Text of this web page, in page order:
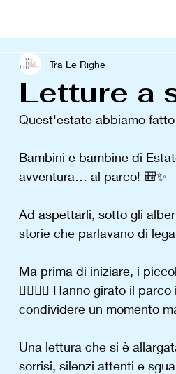
Letture a
Tra Le Righe
Quest'estate abbiamo
Bambini e bambine di
avventura… al parco! 🎒✨
Ad aspettarli, sotto gli
storie che parlavano di
Ma prima di iniziare, i
🚶‍♂️🚶‍♀️ Hanno girato il
condividere un momento
Una lettura che si è
sorrisi, silenzi attenti e